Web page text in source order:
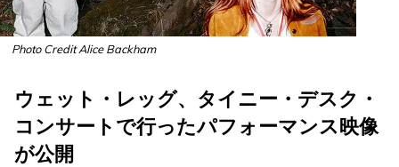
Photo Credit Alice Backham
ウェット・レッグ、タイニー・デスク・
コンサートで行ったパフォーマンス映像
が公開